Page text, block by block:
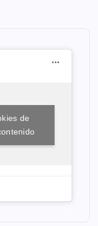
de